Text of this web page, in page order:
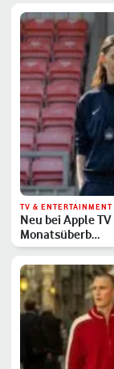
TV & ENTERTAINMENT
Neu bei Apple
Monatsüberb…